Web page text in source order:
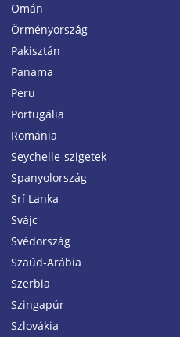
Omán
Örményország
Pakisztán
Panama
Peru
Portugália
Románia
Seychelle-szigetek
Spanyolország
Srí Lanka
Svájc
Svédország
Szaúd-Arábia
Szerbia
Szingapúr
Szlovákia